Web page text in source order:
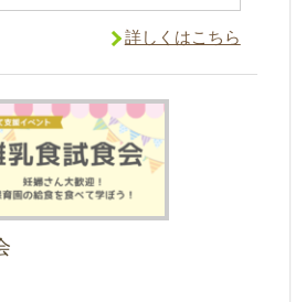
詳しくはこちら